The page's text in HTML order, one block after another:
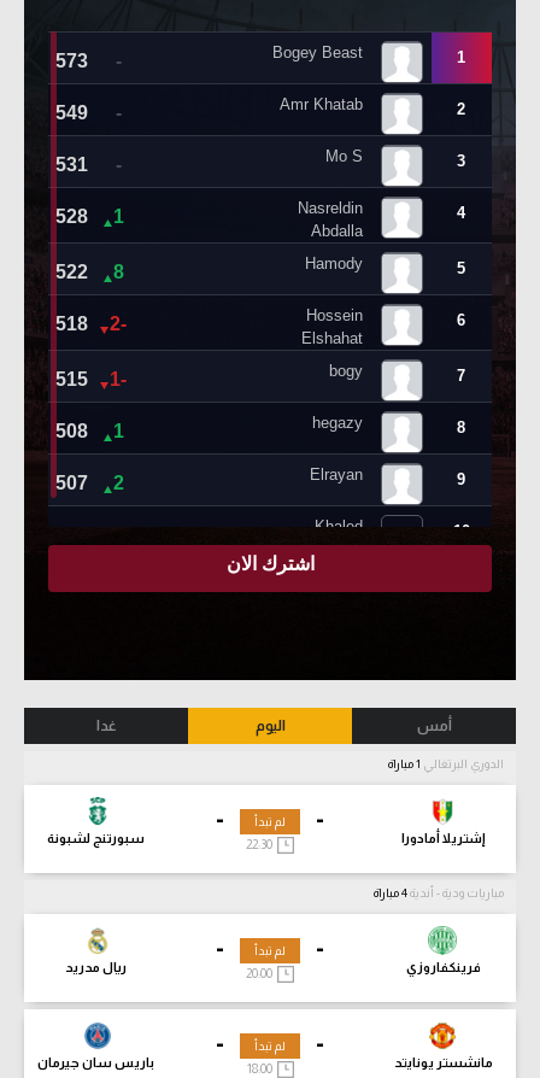
أمس اليوم غدا
الدوري البرتغالي
-
إشتريلا أمادورا
-
سبورتنج لشبونة
لم تبدأ
مباريات ودية - أندية
-
فرينكفاروزي
-
ريال مدريد
لم تبدأ
-
مانشستر يونايتد
-
باريس سان جيرمان
لم تبدأ
18:00